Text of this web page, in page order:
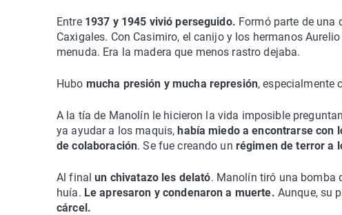
Entre 1937 y 1945 vivió perseguido. Formó parte de una
Caxigales. Con Casimiro, el canijo y los hermanos
menuda. Era la madera que menos rastro dejaba.
Hubo mucha presión y mucha represión, especialmente
A la tía de Manolín le hicieron la vida imposible
ya ayudar a los maquis,había miedo a encontrarse con
de colaboración. Se fue creando un régimen de terror a
Al finalun chivatazo les delató. Manolín tiró una bomba
huía. Le apresaron y condenaron a muerte. Aunque, su
cárcel.